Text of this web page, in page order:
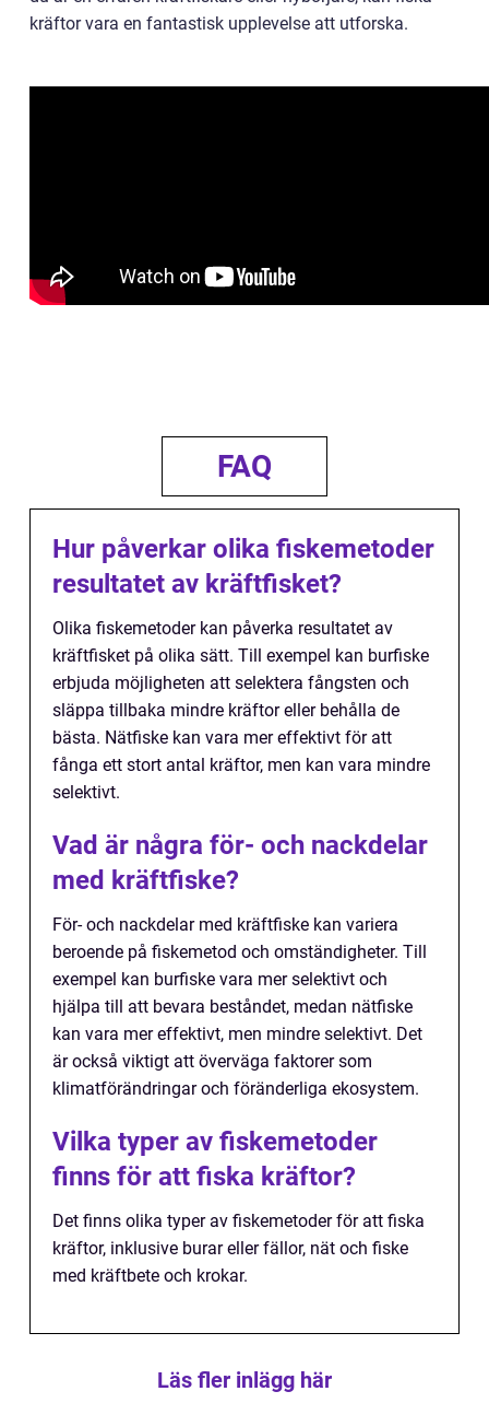
kräftor vara en fantastisk upplevelse att utforska.
FAQ
Hur påverkar olika fiskemetoder
resultatet av kräftfisket?
Olika fiskemetoder kan påverka resultatet av
kräftfisket på olika sätt. Till exempel kan burfiske
erbjuda möjligheten att selektera fångsten och
släppa tillbaka mindre kräftor eller behålla de
bästa. Nätfiske kan vara mer effektivt för att
fånga ett stort antal kräftor, men kan vara mindre
selektivt.
Vad är några för- och nackdelar
med kräftfiske?
För- och nackdelar med kräftfiske kan variera
beroende på fiskemetod och omständigheter. Till
exempel kan burfiske vara mer selektivt och
hjälpa till att bevara beståndet, medan nätfiske
kan vara mer effektivt, men mindre selektivt. Det
är också viktigt att överväga faktorer som
klimatförändringar och föränderliga ekosystem.
Vilka typer av fiskemetoder
finns för att fiska kräftor?
Det finns olika typer av fiskemetoder för att fiska
kräftor, inklusive burar eller fällor, nät och fiske
med kräftbete och krokar.
Läs fler inlägg här